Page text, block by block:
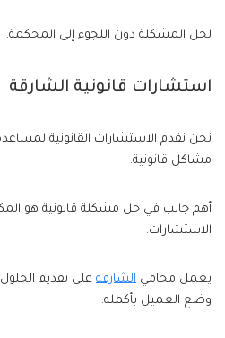
لحل المشكلة دون اللجوء إلى المحكمة.
استشارات قانونية الشارقة
نحن نقدم الاستشارات القانونية
مشاكل قانونية.
أهم جانب في حل مشكلة قانونية هو
الاستشارات.
يعمل محامي الشارقة على تقديم الحلول
وضع العميل بأكمله.